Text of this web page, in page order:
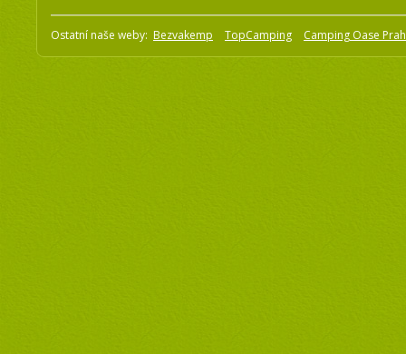
Ostatní naše weby: Bezvakemp TopCamping Camping Oase